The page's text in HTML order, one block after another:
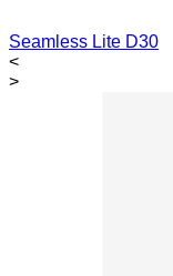
Seamless Lite D30
<
>